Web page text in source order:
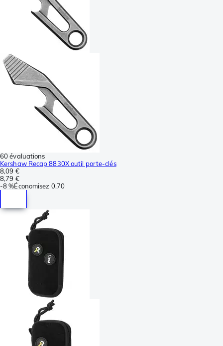
60 évaluations
Kershaw Recap 8830X outil porte-clés
8,09 €
8,79 €
-8 %Économisez 0,70